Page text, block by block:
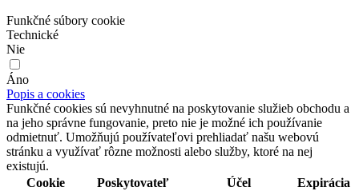
Funkčné súbory cookie
Technické
Nie
Áno
Popis a cookies
Funkčné cookies sú nevyhnutné na poskytovanie služieb obchodu a
na jeho správne fungovanie, preto nie je možné ich používanie
odmietnuť. Umožňujú používateľovi prehliadať našu webovú
stránku a využívať rôzne možnosti alebo služby, ktoré na nej
existujú.
Cookie
Poskytovateľ Účel Expirácia